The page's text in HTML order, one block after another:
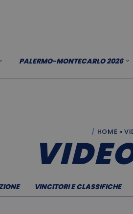
PALERMO-MONTECARLO 2026
HOME »
VINCITORI E CLASSIFICHE